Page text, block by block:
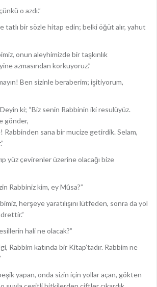
o azdı.”
tatlı bir sözle hitap edin; belki öğüt alır, yahut
onun aleyhimizde bir taşkınlık
azmasından korkuyoruz.”
Ben sizinle beraberim; işitiyorum,
ki; “Biz senin Rabbinin iki resulüyüz.
gönder,
Rabbinden sana bir mucize getirdik. Selam,
yüz çevirenler üzerine olacağı bize
Rabbiniz kim, ey Mûsa?”
herşeye yaratılışını lütfeden, sonra da yol
hali ne olacak?”
Rabbim katında bir Kitap’tadır. Rabbim ne
yapan, onda sizin için yollar açan, gökten